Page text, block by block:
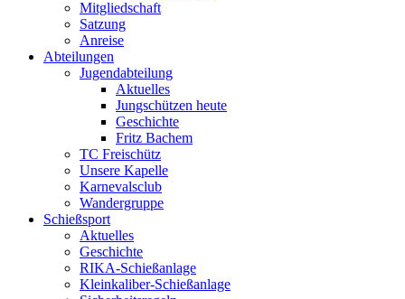
Mitgliedschaft
Satzung
Anreise
Abteilungen
Jugendabteilung
Aktuelles
Jungschützen heute
Geschichte
Fritz Bachem
TC Freischütz
Unsere Kapelle
Karnevalsclub
Wandergruppe
Schießsport
Aktuelles
Geschichte
RIKA-Schießanlage
Kleinkaliber-Schießanlage